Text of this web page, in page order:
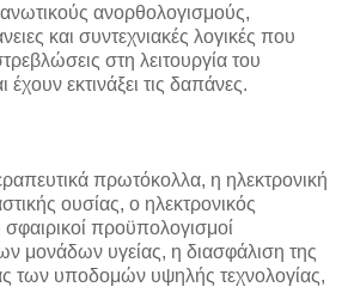
ανορθολογισμούς,
και συντεχνιακές λογικές που
στη λειτουργία του
εκτινάξει τις δαπάνες.
πρωτόκολλα, η ηλεκτρονική
ουσίας, ο ηλεκτρονικός
προϋπολογισμοί
μονάδων υγείας, η διασφάλιση της
των υποδομών υψηλής τεχνολογίας,